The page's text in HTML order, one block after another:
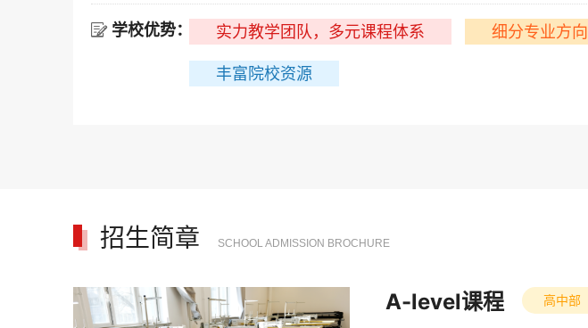
 学校优势： 实力教学团队，多元课程体系 细分专业方向
丰富院校资源
招生简章 SCHOOL ADMISSION BROCHURE
A-level课程 高中部